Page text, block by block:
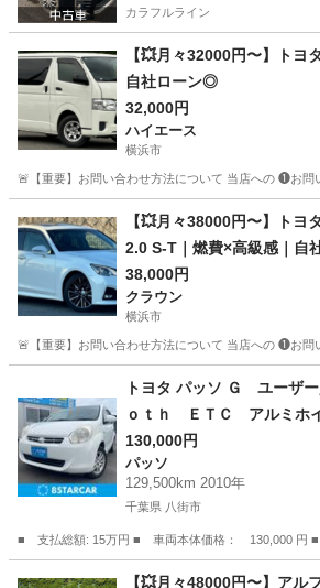
カラフルライン
【💥月々32000円〜】トヨ
自社ローン◎
32,000円
ハイエース
横浜市
🚨【重要】お問い合わせ方法について 当店への ❶お
ハイエース 車両
【💥月々38000円〜】トヨ
2.0 S-T｜燃費×高級感｜自
38,000円
クラウン
横浜市
🚨【重要】お問い合わせ方法について 当店への ❶お
クラウン クラウンアスリ
トヨタ パッソ Ｇ ユーザ
ｏｔｈ ＥＴＣ アルミホイ
130,000円
パッソ
129,500km 2010年
千葉県 八街市
■ 支払総額: 15万円 ■ 車両本体価格： 130,000
パッソ
【💥月々48000円〜】アル